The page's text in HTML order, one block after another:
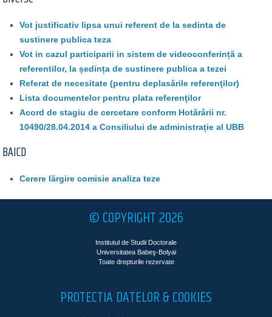
Vot justificativ lipsa unui referent de la sedinta de
sustinere publica teza
Vot in cazul participarii in sistem de videoconferință a
referentilor, la ședința de sustinere publica a tezei
Referat de necesitate (pentru deplasările referenţilor)
Lista documentelor pentru plata referenţilor
Acord de stagiu de cercetare conform Hotărârii nr.
10490/28.04.2014 a Consiliului de administrație al UBB
BAICD
Cerere lărgire comisie analiza teze
© COPYRIGHT 2026
Institutul de Studii Doctorale
Universitatea Babeş-Bolyai
Toate drepturile rezervate
PROTECTIA DATELOR & COOKIES